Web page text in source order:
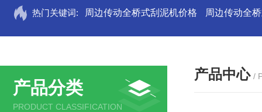
热门关键词: 周边传动全桥式刮泥机价格 周边传动全
产品分类
PRODUCT CLASSIFICATION
产品中心 /